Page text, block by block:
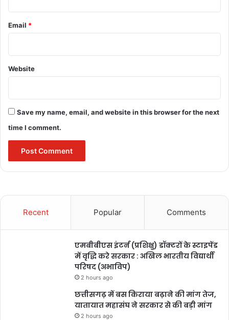
मंदिर जहाँ, ताजे चिता की राख से कराया जाता है स्नान !
sita navami 2023 in hindi
sita navami date sita navami in hindi
sita navami iskcon sita navami puja vidhi
sita navami tithi
today news
Email *
Website
Save my name, email, and website in this browser for the next
time I comment.
Recent Popular Comments
एमबीबीएस इंटर्न (प्रशिक्षु) डॉक्टरों के स्टाइपेंड
में वृद्धि करे सरकार : अखिल भारतीय विद्यार्थी
परिषद (अभाविप)
2 hours ago
छत्तीसगढ़ में बस किराया बढ़ाने की मांग तेज,
यातायात महासंघ ने सरकार से की बड़ी मांग
2 hours ago